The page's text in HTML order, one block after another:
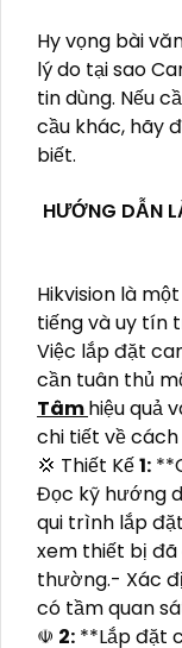
Hy vọng bài
lý do tại sao
tin dùng. Nếu
cầu khác, hãy
biết.
HƯỚNG DẪN
Hikvision là
tiếng và uy tín
Việc lắp đặt
cần tuân thủ
Tâmhiệu quả
chi tiết về
💢 Thiết Kế1:
Đọc kỹ hướng
qui trình lắp
xem thiết bị
thường.- Xác
có tầm quan
☫ 2: **Lắp đặt